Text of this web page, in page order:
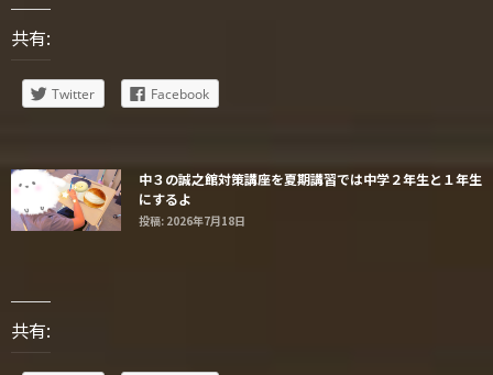
共有:
Twitter Facebook
中３の誠之館対策講座を夏期講習では中学２年生と１年生
にするよ
投稿: 2026年7月18日
共有: